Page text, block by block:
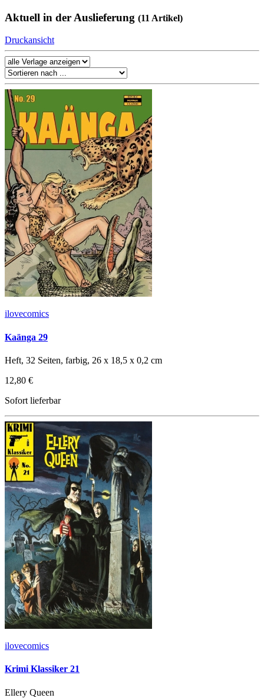
Aktuell in der Auslieferung (11 Artikel)
Druckansicht
ilovecomics
Kaänga 29
Heft, 32 Seiten, farbig, 26 x 18,5 x 0,2 cm
12,80 €
Sofort lieferbar
ilovecomics
Krimi Klassiker 21
Ellery Queen